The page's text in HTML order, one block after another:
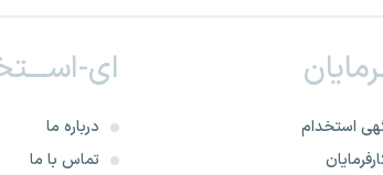
استخدام
ای-
درباره ما
تماس با ما